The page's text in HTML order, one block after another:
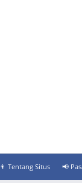
👨‍ Tentang Situs 📢